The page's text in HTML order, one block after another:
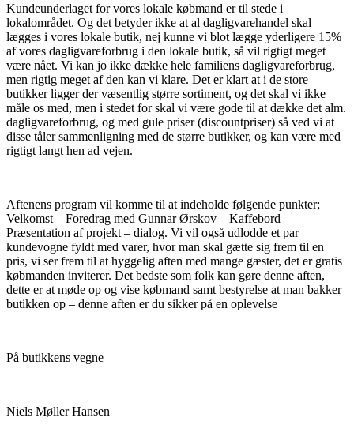
Kundeunderlaget for vores lokale købmand er til stede i
lokalområdet. Og det betyder ikke at al dagligvarehandel skal
lægges i vores lokale butik, nej kunne vi blot lægge yderligere 15%
af vores dagligvareforbrug i den lokale butik, så vil rigtigt meget
være nået. Vi kan jo ikke dække hele familiens dagligvareforbrug,
men rigtig meget af den kan vi klare. Det er klart at i de store
butikker ligger der væsentlig større sortiment, og det skal vi ikke
måle os med, men i stedet for skal vi være gode til at dække det alm.
dagligvareforbrug, og med gule priser (discountpriser) så ved vi at
disse tåler sammenligning med de større butikker, og kan være med
rigtigt langt hen ad vejen.
Aftenens program vil komme til at indeholde følgende punkter;
Velkomst – Foredrag med Gunnar Ørskov – Kaffebord –
Præsentation af projekt – dialog. Vi vil også udlodde et par
kundevogne fyldt med varer, hvor man skal gætte sig frem til en
pris, vi ser frem til at hyggelig aften med mange gæster, det er gratis
købmanden inviterer. Det bedste som folk kan gøre denne aften,
dette er at møde op og vise købmand samt bestyrelse at man bakker
butikken op – denne aften er du sikker på en oplevelse
På butikkens vegne
Niels Møller Hansen